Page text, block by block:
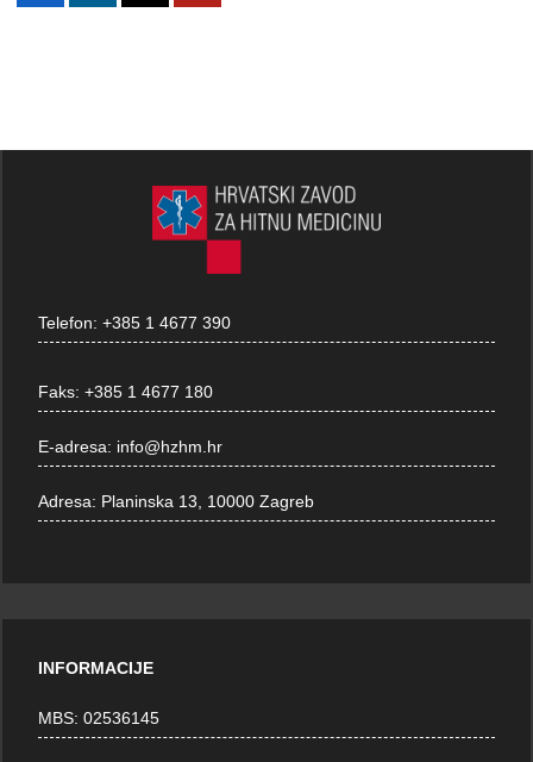
Telefon:+385 1 4677 390
Faks:+385 1 4677 180
E-adresa: info@hzhm.hr
Adresa: Planinska 13, 10000 Zagreb
INFORMACIJE
MBS: 02536145